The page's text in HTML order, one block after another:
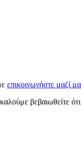
επικοινωνήστε μαζί
βεβαιωθείτε ότι